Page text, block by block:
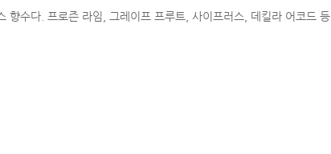
향수다. 프로즌 라임, 그레이프 프루트, 사이프러스, 데킬라 어코드 등